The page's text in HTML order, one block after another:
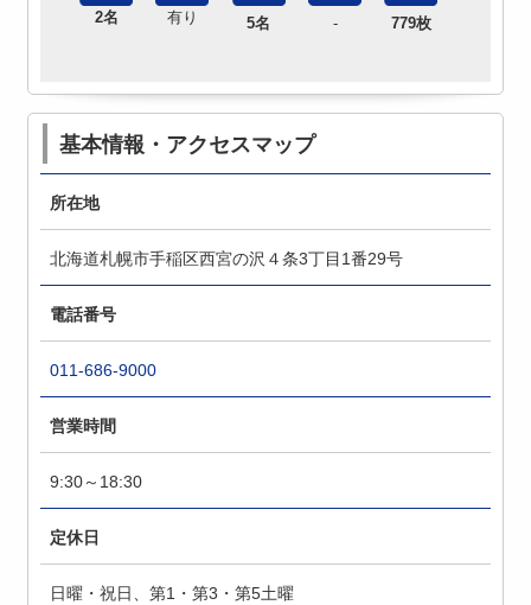
2名 有り 5名 - 779枚
基本情報・アクセスマップ
所在地
北海道札幌市手稲区西宮の沢４条3丁目1番29号
電話番号
011-686-9000
営業時間
9:30～18:30
定休日
日曜・祝日、第1・第3・第5土曜